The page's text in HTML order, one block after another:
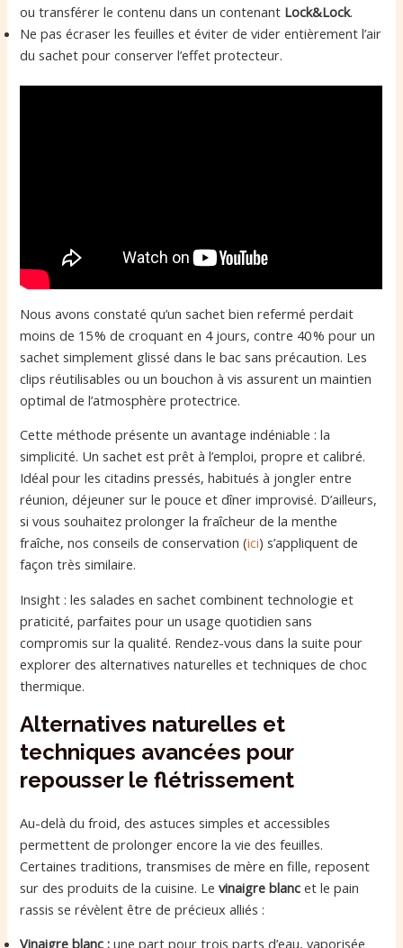
ou transférer le contenu dans un contenant Lock&Lock.
Ne pas écraser les feuilles et éviter de vider entièrement l’air
du sachet pour conserver l’effet protecteur.
Nous avons constaté qu’un sachet bien refermé perdait
moins de 15 % de croquant en 4 jours, contre 40 % pour un
sachet simplement glissé dans le bac sans précaution. Les
clips réutilisables ou un bouchon à vis assurent un maintien
optimal de l’atmosphère protectrice.
Cette méthode présente un avantage indéniable : la
simplicité. Un sachet est prêt à l’emploi, propre et calibré.
Idéal pour les citadins pressés, habitués à jongler entre
réunion, déjeuner sur le pouce et dîner improvisé. D’ailleurs,
si vous souhaitez prolonger la fraîcheur de la menthe
fraîche, nos conseils de conservation (ici) s’appliquent de
façon très similaire.
Insight : les salades en sachet combinent technologie et
praticité, parfaites pour un usage quotidien sans
compromis sur la qualité. Rendez-vous dans la suite pour
explorer des alternatives naturelles et techniques de choc
thermique.
Alternatives naturelles et
techniques avancées pour
repousser le flétrissement
Au-delà du froid, des astuces simples et accessibles
permettent de prolonger encore la vie des feuilles.
Certaines traditions, transmises de mère en fille, reposent
sur des produits de la cuisine. Levinaigre blanc et le pain
rassis se révèlent être de précieux alliés :
Vinaigre blanc : une part pour trois parts d’eau, vaporisée